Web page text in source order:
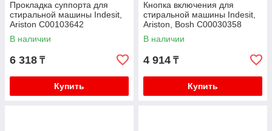
Прокладка суппорта для
стиральной машины Indesit,
Ariston C00103642
В наличии
6 318 ₸
Купить
Кнопка включения для
стиральной машины Indesit,
Ariston, Bosh C00030358
В наличии
4 914 ₸
Купить